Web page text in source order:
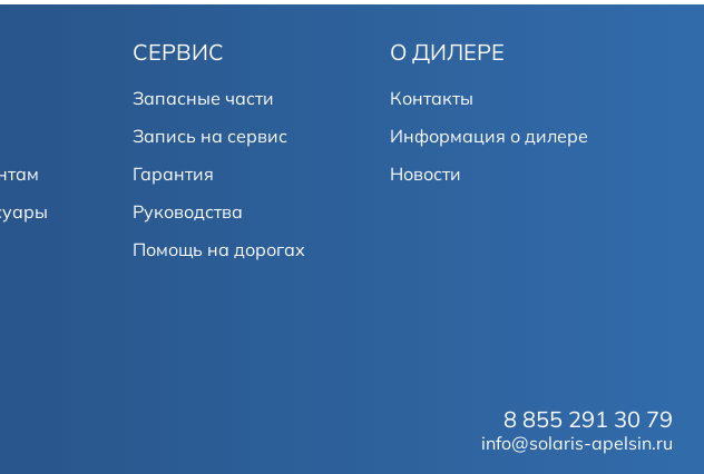
СЕРВИС
Запасные части
Запись на сервис
Гарантия
Руководства
Помощь на дорогах
О ДИЛЕРЕ
Контакты
Информация о дилере
Новости
8 855 291 30 79
info@solaris-apelsin.ru